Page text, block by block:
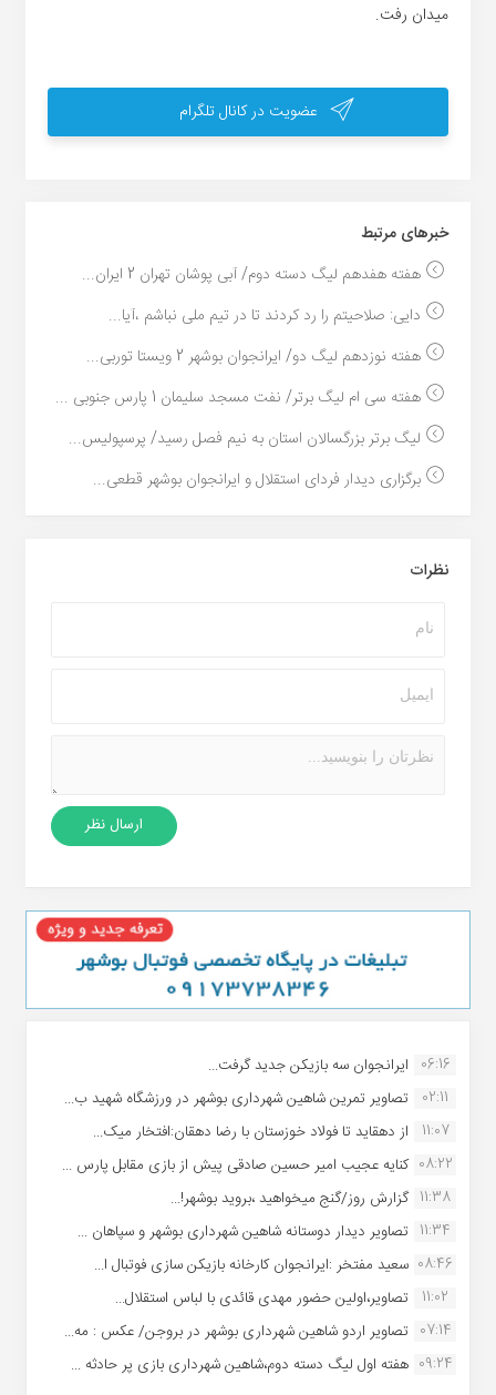
میدان رفت.
عضویت در کانال تلگرام
خبر‌های مرتبط
هفته هفدهم لیگ دسته دوم/ آبی پوشان تهران 2 ایران...
دایی: صلاحیتم را رد کردند تا در تیم ملی نباشم ،آیا...
هفته نوزدهم لیگ دو/ ایرانجوان بوشهر 2 ویستا توربی...
هفته سی ام لیگ برتر/ نفت مسجد سلیمان 1 پارس جنوبی ...
لیگ برتر بزرگسالان استان به نیم فصل رسید/ پرسپولیس...
برگزاری دیدار فردای استقلال و ایرانجوان بوشهر قطعی...
نظرات
06:16 ایرانجوان سه بازیکن جدید گرفت...
02:11
تصاویر تمرین شاهین شهردارى بوشهر در ورزشگاه شهید ب...
11:07
از دهقاید تا فولاد خوزستان با رضا دهقان:افتخار میک...
08:22 کنایه عجیب امیر حسین صادقی پیش از بازی مقابل پارس ...
11:38 گزارش روز/گنج میخواهید ،بروید بوشهر!...
11:34 تصاویر دیدار دوستانه شاهین شهردارى بوشهر و سپاهان ...
08:46 سعید مفتخر :ایرانجوان کارخانه بازیکن سازی فوتبال ا...
11:02
تصاویر،اولین حضور مهدی قائدی با لباس استقلال...
07:14 تصاویر اردو شاهین شهرداری بوشهر در بروجن/ عکس : مه...
09:24 هفته اول لیگ دسته دوم،شاهین شهرداری بازی پر حادثه ...